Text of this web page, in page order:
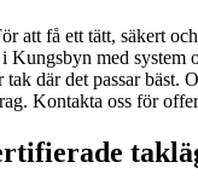
att få ett tätt, säkert
med
där det passar
Kontakta oss för